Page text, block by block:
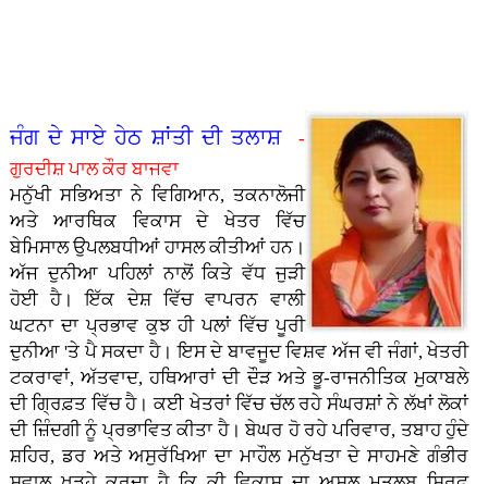
ਜਿੰ�...
ਜੰਗ ਦੇ ਸਾਏ ਹੇਠ ਸ਼ਾਂਤੀ ਦੀ ਤਲਾਸ਼-
ਗੁਰਦੀਸ਼ ਪਾਲ ਕੌਰ ਬਾਜਵਾ
ਮਨੁੱਖੀ ਸਭਿਅਤਾ ਨੇ ਵਿਗਿਆਨ, ਤਕਨਾਲੋਜੀ
ਅਤੇ ਆਰਥਿਕ ਵਿਕਾਸ ਦੇ ਖੇਤਰ ਵਿੱਚ
ਬੇਮਿਸਾਲ ਉਪਲਬਧੀਆਂ ਹਾਸਲ ਕੀਤੀਆਂ ਹਨ।
ਅੱਜ ਦੁਨੀਆ ਪਹਿਲਾਂ ਨਾਲੋਂ ਕਿਤੇ ਵੱਧ ਜੁੜੀ
ਹੋਈ ਹੈ। ਇੱਕ ਦੇਸ਼ ਵਿੱਚ ਵਾਪਰਨ ਵਾਲੀ
ਘਟਨਾ ਦਾ ਪ੍ਰਭਾਵ ਕੁਝ ਹੀ ਪਲਾਂ ਵਿੱਚ ਪੂਰੀ
ਦੁਨੀਆ 'ਤੇ ਪੈ ਸਕਦਾ ਹੈ। ਇਸ ਦੇ ਬਾਵਜੂਦ ਵਿਸ਼ਵ ਅੱਜ ਵੀ ਜੰਗਾਂ, ਖੇਤਰੀ
ਟਕਰਾਵਾਂ, ਅੱਤਵਾਦ, ਹਥਿਆਰਾਂ ਦੀ ਦੌੜ ਅਤੇ ਭੂ-ਰਾਜਨੀਤਿਕ ਮੁਕਾਬਲੇ
ਦੀ ਗ੍ਰਿਫ਼ਤ ਵਿੱਚ ਹੈ। ਕਈ ਖੇਤਰਾਂ ਵਿੱਚ ਚੱਲ ਰਹੇ ਸੰਘਰਸ਼ਾਂ ਨੇ ਲੱਖਾਂ ਲੋਕਾਂ
ਦੀ ਜ਼ਿੰਦਗੀ ਨੂੰ ਪ੍ਰਭਾਵਿਤ ਕੀਤਾ ਹੈ। ਬੇਘਰ ਹੋ ਰਹੇ ਪਰਿਵਾਰ, ਤਬਾਹ ਹੁੰਦੇ
ਸ਼ਹਿਰ, ਡਰ ਅਤੇ ਅਸੁਰੱਖਿਆ ਦਾ ਮਾਹੌਲ ਮਨੁੱਖਤਾ ਦੇ ਸਾਹਮਣੇ ਗੰਭੀਰ